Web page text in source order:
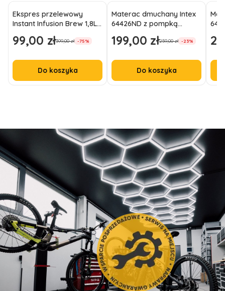
Ekspres przelewowy
Instant Infusion Brew 1,8L
Cena promocyjna
99,00 zł399,00 zł -75%
Do koszyka
Materac dmuchany Intex
64426ND z pompką
wysoki
Cena promocyjna
199,00 zł259,00 zł -23%
Do koszyka